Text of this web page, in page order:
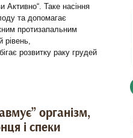
Активно“. Таке насіння
та допомагає
протизапальним
рівень,
розвитку раку грудей
організм,
і спеки